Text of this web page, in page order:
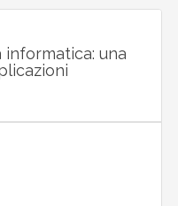
informatica: una